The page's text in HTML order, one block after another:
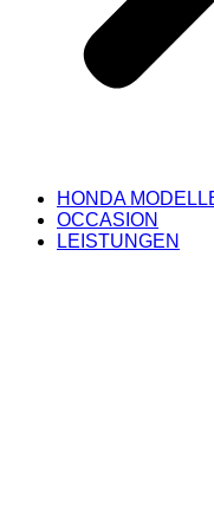
HONDA
OCCASION
LEISTUNGEN